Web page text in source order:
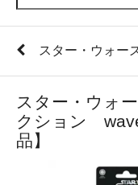
スター・ウォー
スター・ウォ
クション
品】